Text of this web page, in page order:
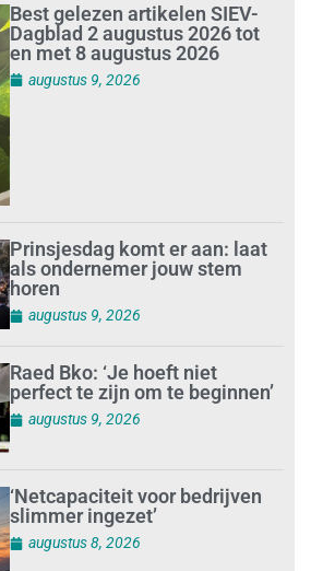
Best gelezen artikelen SIEV-
Dagblad 2 augustus 2026 tot
en met 8 augustus 2026
augustus 9, 2026
Prinsjesdag komt er aan: laat
als ondernemer jouw stem
horen
augustus 9, 2026
Raed Bko: ‘Je hoeft niet
perfect te zijn om te beginnen’
augustus 9, 2026
‘Netcapaciteit voor bedrijven
slimmer ingezet’
augustus 8, 2026